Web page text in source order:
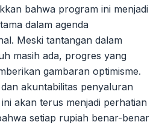
bahwa program ini menjadi
dalam agenda
Meski tantangan dalam
masih ada, progres yang
gambaran optimisme.
akuntabilitas penyaluran
akan terus menjadi perhatian
setiap rupiah benar-benar